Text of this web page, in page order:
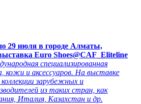
29 июля в городе Алматы,
Euro Shoes@CAF_Eliteline
специализированная
кожи и аксессуаров. На выставке
зарубежных и
из таких стран, как
Италия, Казахстан и др.